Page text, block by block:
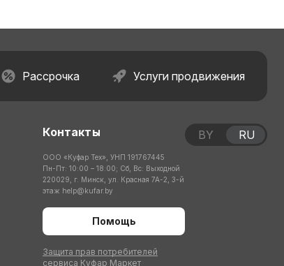
Рассрочка Услуги продвижения
Контакты
ООО «Куфар Тех», УНП 191767445
Пн-Пт: 10:00 – 18:00; Сб, Вс: Выходной
220029, г. Минск, ул. Красная 7А-2, 3-й
этаж help@kufar.by
Помощь
Защита прав потребителей
сервиса Куфар Маркет
BY RU